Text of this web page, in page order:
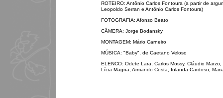
ROTEIRO: Antônio Carlos Fontoura (a partir de
Leopoldo Serran e Antônio Carlos Fontoura)
FOTOGRAFIA: Afonso Beato
CÂMERA: Jorge Bodansky
MONTAGEM: Mário Carneiro
MÚSICA: "Baby", de Caetano Veloso
ELENCO: Odete Lara, Carlos Mossy, Cláudio
Lícia Magna, Armando Costa, Iolanda Cardoso,